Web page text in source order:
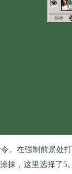
在强制前景处打
抹，这里选择了5